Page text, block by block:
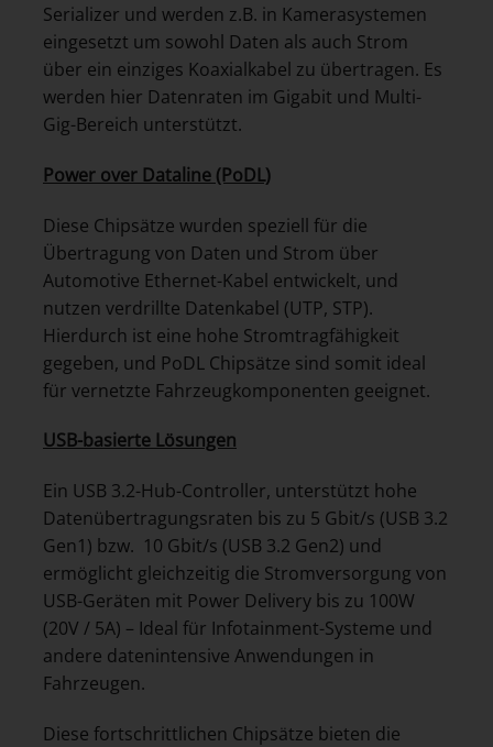
Serializer und werden z.B. in Kamerasystemen
eingesetzt um sowohl Daten als auch Strom
über ein einziges Koaxialkabel zu übertragen. Es
werden hier Datenraten im Gigabit und Multi-
Gig-Bereich unterstützt.
Power over Dataline (PoDL)
Diese Chipsätze wurden speziell für die
Übertragung von Daten und Strom über
Automotive Ethernet-Kabel entwickelt, und
nutzen verdrillte Datenkabel (UTP, STP).
Hierdurch ist eine hohe Stromtragfähigkeit
gegeben, und PoDL Chipsätze sind somit ideal
für vernetzte Fahrzeugkomponenten geeignet.
USB-basierte Lösungen
Ein USB 3.2-Hub-Controller, unterstützt hohe
Datenübertragungsraten bis zu 5 Gbit/s (USB 3.2
Gen1) bzw. 10 Gbit/s (USB 3.2 Gen2) und
ermöglicht gleichzeitig die Stromversorgung von
USB-Geräten mit Power Delivery bis zu 100W
(20V / 5A) – Ideal für Infotainment-Systeme und
andere datenintensive Anwendungen in
Fahrzeugen.
Diese fortschrittlichen Chipsätze bieten die